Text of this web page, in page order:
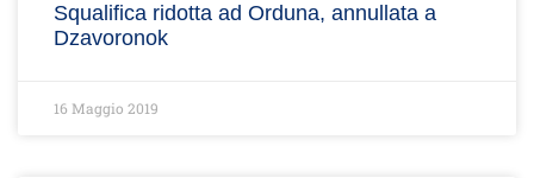
Squalifica ridotta ad Orduna, annullata a
Dzavoronok
16 Maggio 2019